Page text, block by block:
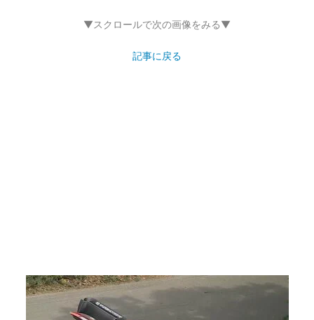
▼スクロールで次の画像をみる▼
記事に戻る